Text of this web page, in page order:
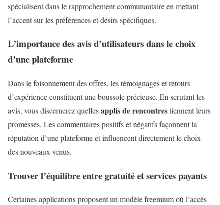
spécialisent dans le rapprochement communautaire en mettant
l’accent sur les préférences et désirs spécifiques.
L’importance des avis d’utilisateurs dans le choix
d’une plateforme
Dans le foisonnement des offres, les témoignages et retours
d’expérience constituent une boussole précieuse. En scrutant les
avis, vous discernerez quellesapplis de rencontrestiennent leurs
promesses. Les commentaires positifs et négatifs façonnent la
réputation d’une plateforme et influencent directement le choix
des nouveaux venus.
Trouver l’équilibre entre gratuité et services payants
Certaines applications proposent un modèle freemium où l’accès